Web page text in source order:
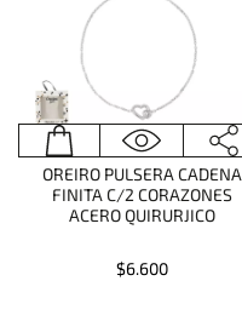
OREIRO PULSERA CADENA
FINITA C/2 CORAZONES
ACERO QUIRURJICO
$6.600